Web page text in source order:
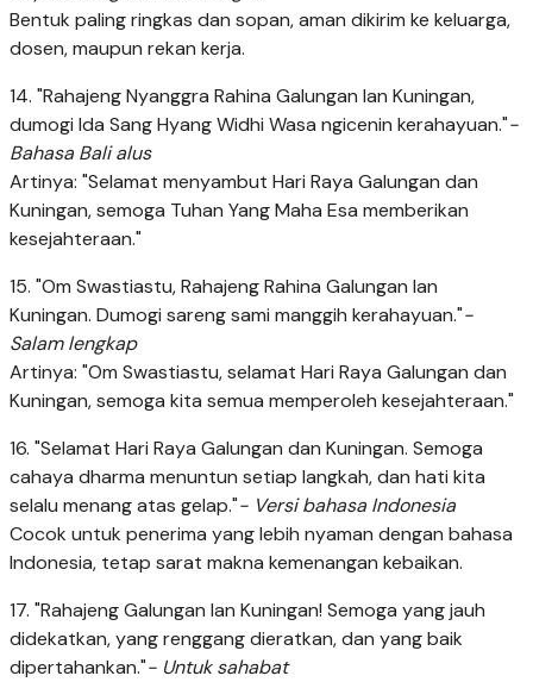
Bentuk paling ringkas dan sopan, aman dikirim ke keluarga,
dosen, maupun rekan kerja.
14. "Rahajeng Nyanggra Rahina Galungan lan Kuningan,
dumogi Ida Sang Hyang Widhi Wasa ngicenin kerahayuan."-
Bahasa Bali alus
Artinya: "Selamat menyambut Hari Raya Galungan dan
Kuningan, semoga Tuhan Yang Maha Esa memberikan
kesejahteraan."
15. "Om Swastiastu, Rahajeng Rahina Galungan lan
Kuningan. Dumogi sareng sami manggih kerahayuan."-
Salam lengkap
Artinya: "Om Swastiastu, selamat Hari Raya Galungan dan
Kuningan, semoga kita semua memperoleh kesejahteraan."
16. "Selamat Hari Raya Galungan dan Kuningan. Semoga
cahaya dharma menuntun setiap langkah, dan hati kita
selalu menang atas gelap."- Versi bahasa Indonesia
Cocok untuk penerima yang lebih nyaman dengan bahasa
Indonesia, tetap sarat makna kemenangan kebaikan.
17. "Rahajeng Galungan lan Kuningan! Semoga yang jauh
didekatkan, yang renggang dieratkan, dan yang baik
dipertahankan."- Untuk sahabat